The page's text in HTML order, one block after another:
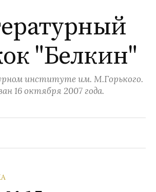
"Белкин"
институте им. М.Горького.
16 октября 2007 года.